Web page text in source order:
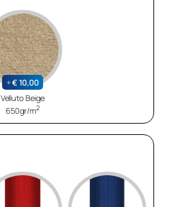
+€ 10,00
Velluto Beige
650gr/m2